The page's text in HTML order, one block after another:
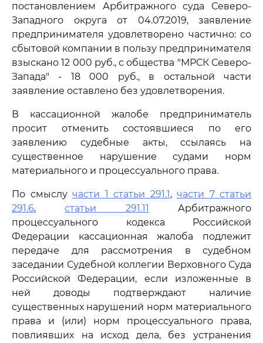
постановлением Арбитражного суда Северо-
Западного округа от 04.07.2019, заявление
предпринимателя удовлетворено частично: со
сбытовой компании в пользу предпринимателя
взыскано 12 000 руб., с общества "МРСК Северо-
Запада" - 18 000 руб., в остальной части
заявление оставлено без удовлетворения.
В кассационной жалобе предприниматель
просит отменить состоявшиеся по его
заявлению судебные акты, ссылаясь на
существенное нарушение судами норм
материального и процессуального права.
По смыслу части 1 статьи 291.1, части 7 статьи
291.6,статьи 291.11 Арбитражного
процессуального кодекса Российской
Федерации кассационная жалоба подлежит
передаче для рассмотрения в судебном
заседании Судебной коллегии Верховного Суда
Российской Федерации, если изложенные в
ней доводы подтверждают наличие
существенных нарушений норм материального
права и (или) норм процессуального права,
повлиявших на исход дела, без устранения